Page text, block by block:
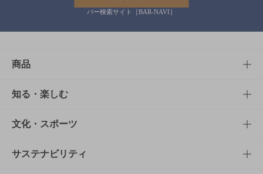
バー検索サイト［BAR-NAVI］
商品
商品TOP
商品一覧
商品発売情報
知る・楽しむ
知る・楽しむTOP
キャンペーン
文化・スポーツ
文化・スポーツTOP
サステナビリティ